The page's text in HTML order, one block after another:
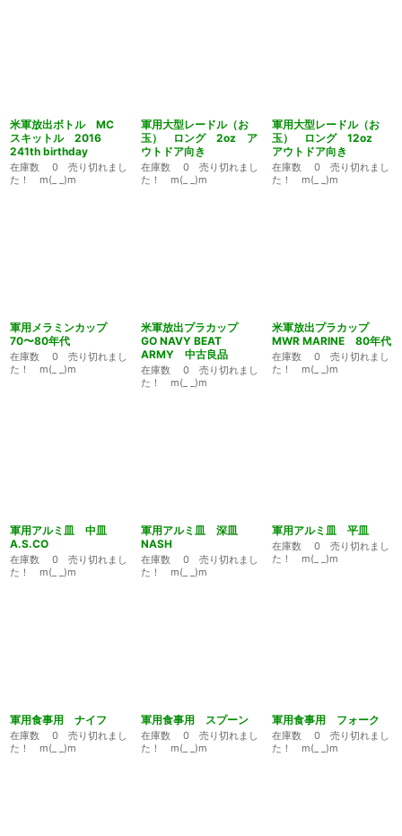
米軍放出ボトル MC
スキットル 2016
241th birthday
在庫数 0 売り切れまし
た！ m(_ _)m
軍用大型レードル（お
玉） ロング 2oz ア
ウトドア向き
在庫数 0 売り切れまし
た！ m(_ _)m
軍用大型レードル（お
玉） ロング 12oz
アウトドア向き
在庫数 0 売り切れまし
た！ m(_ _)m
軍用メラミンカップ
70〜80年代
在庫数 0 売り切れまし
た！ m(_ _)m
米軍放出プラカップ
GO NAVY BEAT
ARMY 中古良品
在庫数 0 売り切れまし
た！ m(_ _)m
米軍放出プラカップ
MWR MARINE 80年代
在庫数 0 売り切れまし
た！ m(_ _)m
軍用アルミ皿 中皿
A.S.CO
在庫数 0 売り切れまし
た！ m(_ _)m
軍用アルミ皿 深皿
NASH
在庫数 0 売り切れまし
た！ m(_ _)m
軍用アルミ皿 平皿
在庫数 0 売り切れまし
た！ m(_ _)m
軍用食事用 ナイフ
在庫数 0 売り切れまし
た！ m(_ _)m
軍用食事用 スプーン
在庫数 0 売り切れまし
た！ m(_ _)m
軍用食事用 フォーク
在庫数 0 売り切れまし
た！ m(_ _)m